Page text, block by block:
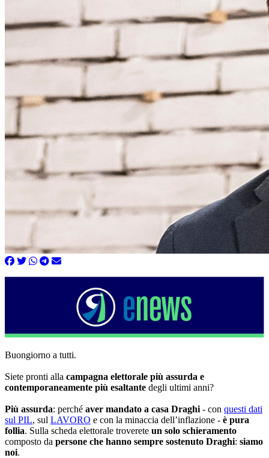
Buongiorno a tutti.
Siete pronti alla campagna elettorale più assurda e
contemporaneamente più esaltante degli ultimi anni?
Più assurda: perché aver mandato a casa Draghi - con questi dati
sul PIL, sul LAVORO e con la minaccia dell’inflazione - è pura
follia. Sulla scheda elettorale troverete un solo schieramento
composto da persone che hanno sempre sostenuto Draghi: siamo
noi.